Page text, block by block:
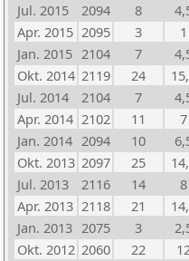
Jul. 2015
2094 8
Apr. 2015 2095 3
1
Jan. 2015 2104 7
Okt. 2014 2119 24
Jul. 2014
2104 7
Apr. 2014 2102 11
7
Jan. 2014 2094 10
Okt. 2013 2097 25
Jul. 2013
2116 14
8
Apr. 2013 2118 21
Jan. 2013 2075 3
Okt. 2012 2060 22